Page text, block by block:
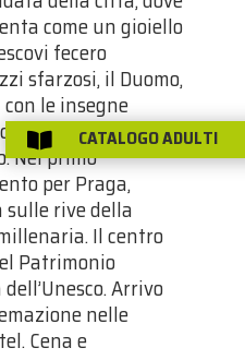
come un gioiello
fecero
sfarzosi, il Duomo,
le insegne
di Mozart
Nel primo
per Praga,
sulle rive della
Il centro
Patrimonio
Arrivo
nelle
Cena e
 CATALOGO ADULTI